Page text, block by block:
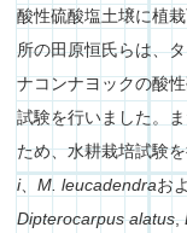
酸性硫酸塩土壌に植
所の田原恒氏らは、
ナコンナヨックの酸
試験を行いました。
ため、水耕栽培試験
i、M. leucadendraお
Dipterocarpus alatus,